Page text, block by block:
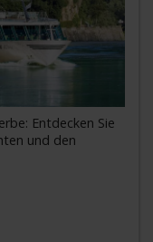
Entdecken Sie
und den